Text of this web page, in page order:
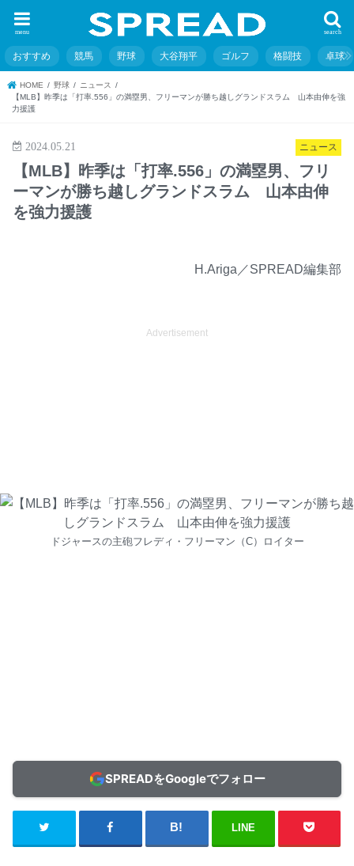
search
menu
おすすめ 競馬 野球 大谷翔平 ゴルフ 格闘技 卓球
HOME 野球
ニュース
【MLB】昨季は「打率.556」の満塁男、フリーマンが勝ち越しグランドスラム 山本由伸を強
力援護
ニュース
2024.05.21
【MLB】昨季は「打率.556」の満塁男、フリ
ーマンが勝ち越しグランドスラム 山本由伸
を強力援護
H.Ariga／SPREAD編集部
Advertisement
ドジャースの主砲フレディ・フリーマン（C）ロイター
SPREADをGoogleでフォロー
LINE